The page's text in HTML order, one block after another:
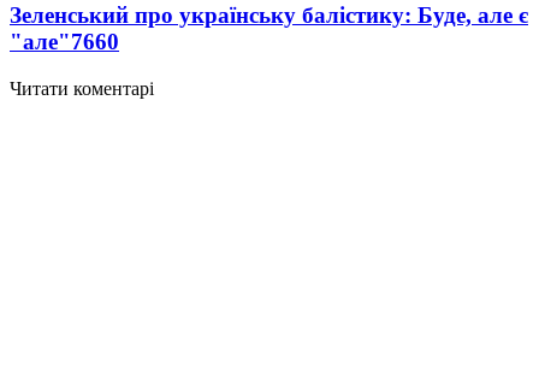
Зеленський про українську балістику: Буде, але є
"але"7660
Читати коментарі